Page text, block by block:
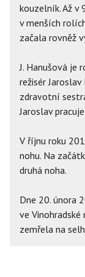
kouzelník. Až v
v menších
začala rovněž
J. Hanušová je
režisér
zdravotní
Jaroslav
V říjnu roku
nohu. Na
druhá noha.
Dne 20. února
ve Vinohradské
zemřela na